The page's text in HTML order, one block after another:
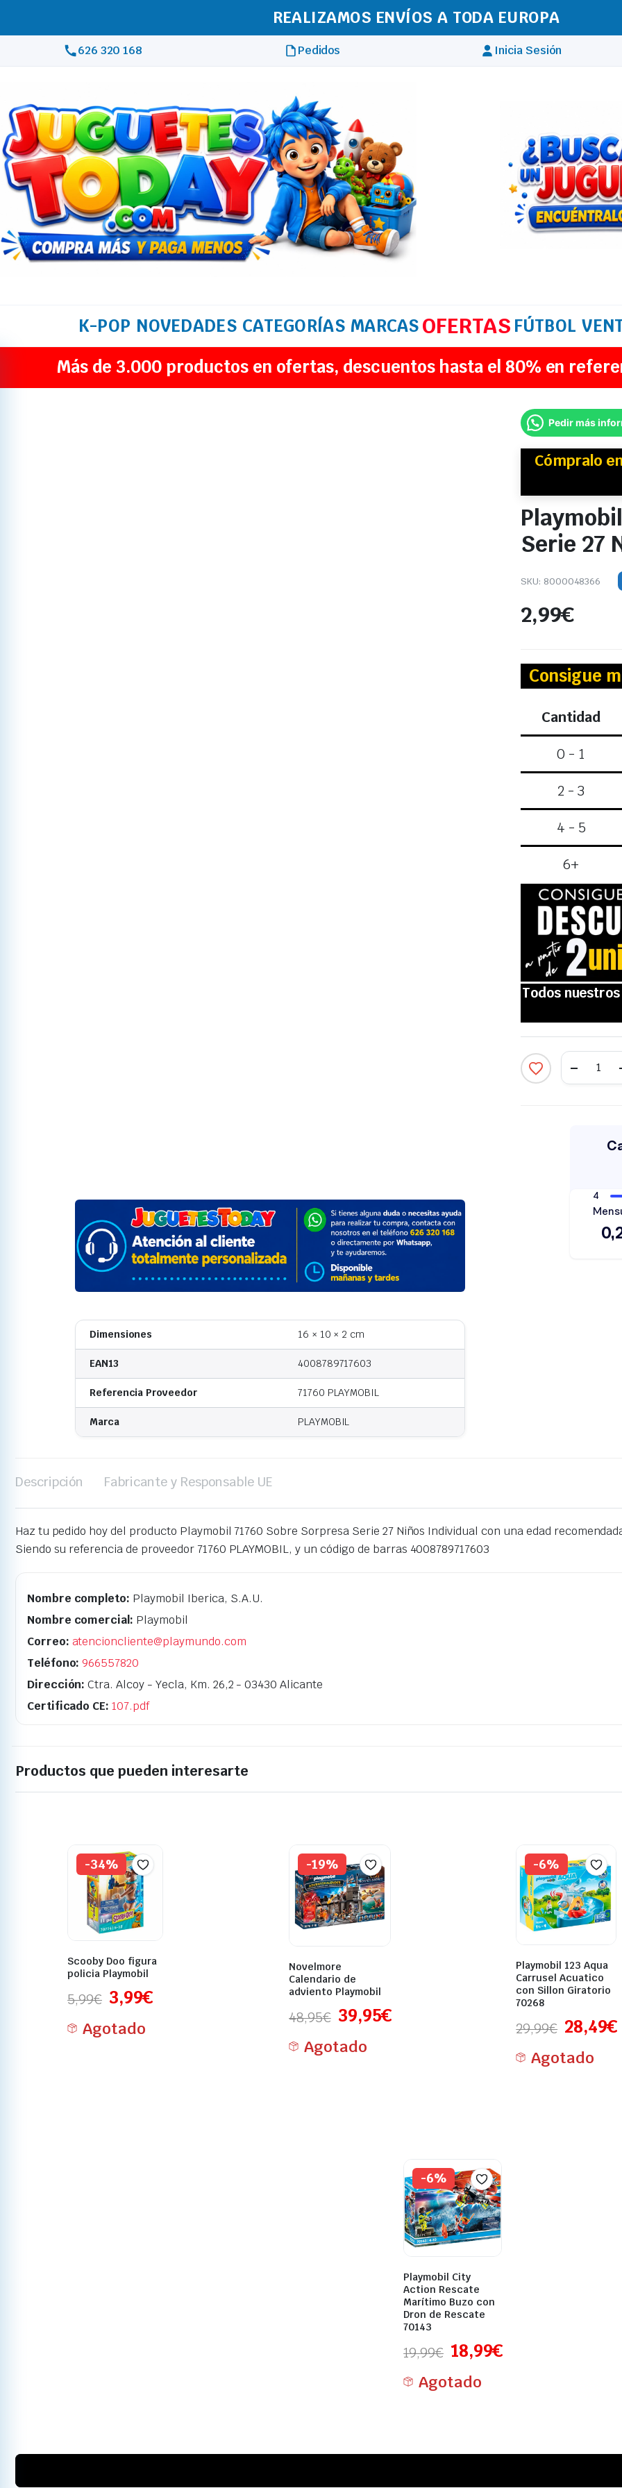
REALIZAMOS ENVÍOS A TODA EUROPA
626 320 168 Pedidos Inicia Sesión
K-POP NOVEDADES CATEGORÍAS MARCASOFERTAS FÚTBOL
Más de 3.000 productos en ofertas, descuentos hasta el 80% en
Dimensiones 16 × 10 × 2 cm
EAN13 4008789717603
Referencia Proveedor 71760 PLAYMOBIL
Marca PLAYMOBIL
Pedir más
Cómpralo
Serie 27
SKU: 8000048366
2,99€
Consigue
Cantidad
0 - 1
2 - 3
4 - 5
6+
Descripción Fabricante y Responsable UE
Haz tu pedido hoy del producto Playmobil 71760 Sobre Sorpresa Serie 27 Niños Individual con una edad
Siendo su referencia de proveedor 71760 PLAYMOBIL, y un código de barras 4008789717603
Nombre completo: Playmobil Iberica, S.A.U.
Nombre comercial: Playmobil
Correo: atencioncliente@playmundo.com
Teléfono: 966557820
Dirección: Ctra. Alcoy - Yecla, Km. 26,2 - 03430 Alicante
Certificado CE: 107.pdf
Productos que pueden interesarte
-34%
Scooby Doo figura
policia Playmobil
5,99€ 3,99€
Agotado
-19%
Novelmore
Calendario de
adviento Playmobil
48,95€ 39,95€
Agotado
-6%
Playmobil 123 Aqua
Carrusel Acuatico
con Sillon Giratorio
70268
29,99€ 28,49€
Agotado
-6%
Playmobil City
Action Rescate
Marítimo Buzo con
Dron de Rescate
70143
19,99€ 18,99€
Agotado